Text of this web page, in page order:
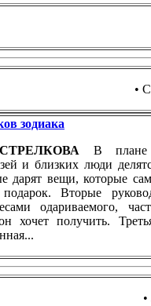
•
зодиака
В плане
и близких люди
дарят вещи, которые
Вторые
одариваемого,
хочет получить.